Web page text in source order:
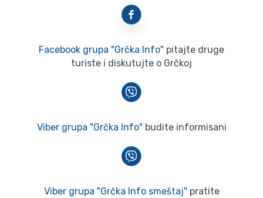
Facebook grupa "Grčka Info" pitajte druge
turiste i diskutujte o Grčkoj
Viber grupa "Grčka Info" budite informisani
Viber grupa "Grčka Info smeštaj" pratite